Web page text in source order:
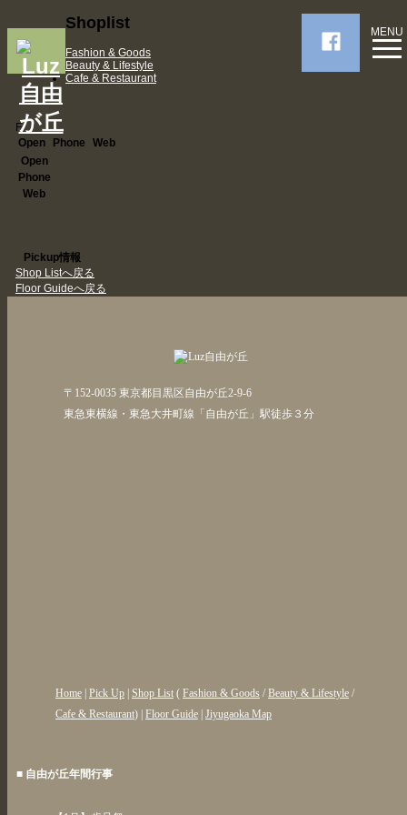
MENU
Shoplist
Fashion & Goods
Beauty & Lifestyle
Cafe & Restaurant
F
Open
Phone
Web
Open
Phone
Web
Pickup情報
Shop Listへ戻る
Floor Guideへ戻る
〒152-0035 東京都目黒区自由が丘2-9-6
東急東横線・東急大井町線「自由が丘」駅徒歩３分
Home| Pick Up| Shop List( Fashion & Goods / Beauty & Lifestyle/
Cafe & Restaurant) | Floor Guide| Jiyugaoka Map
■ 自由が丘年間行事